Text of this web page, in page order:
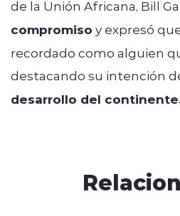
de la Unión Africana, Bill
compromiso y expresó
recordado como alguien
destacando su intención
desarrollo del